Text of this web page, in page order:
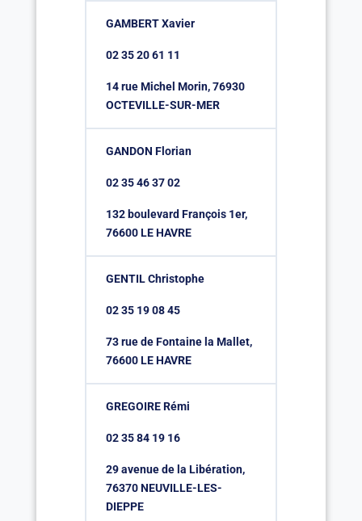
GAMBERT Xavier
02 35 20 61 11
14 rue Michel Morin, 76930
OCTEVILLE-SUR-MER
GANDON Florian
02 35 46 37 02
132 boulevard François 1er,
76600 LE HAVRE
GENTIL Christophe
02 35 19 08 45
73 rue de Fontaine la Mallet,
76600 LE HAVRE
GREGOIRE Rémi
02 35 84 19 16
29 avenue de la Libération,
76370 NEUVILLE-LES-
DIEPPE